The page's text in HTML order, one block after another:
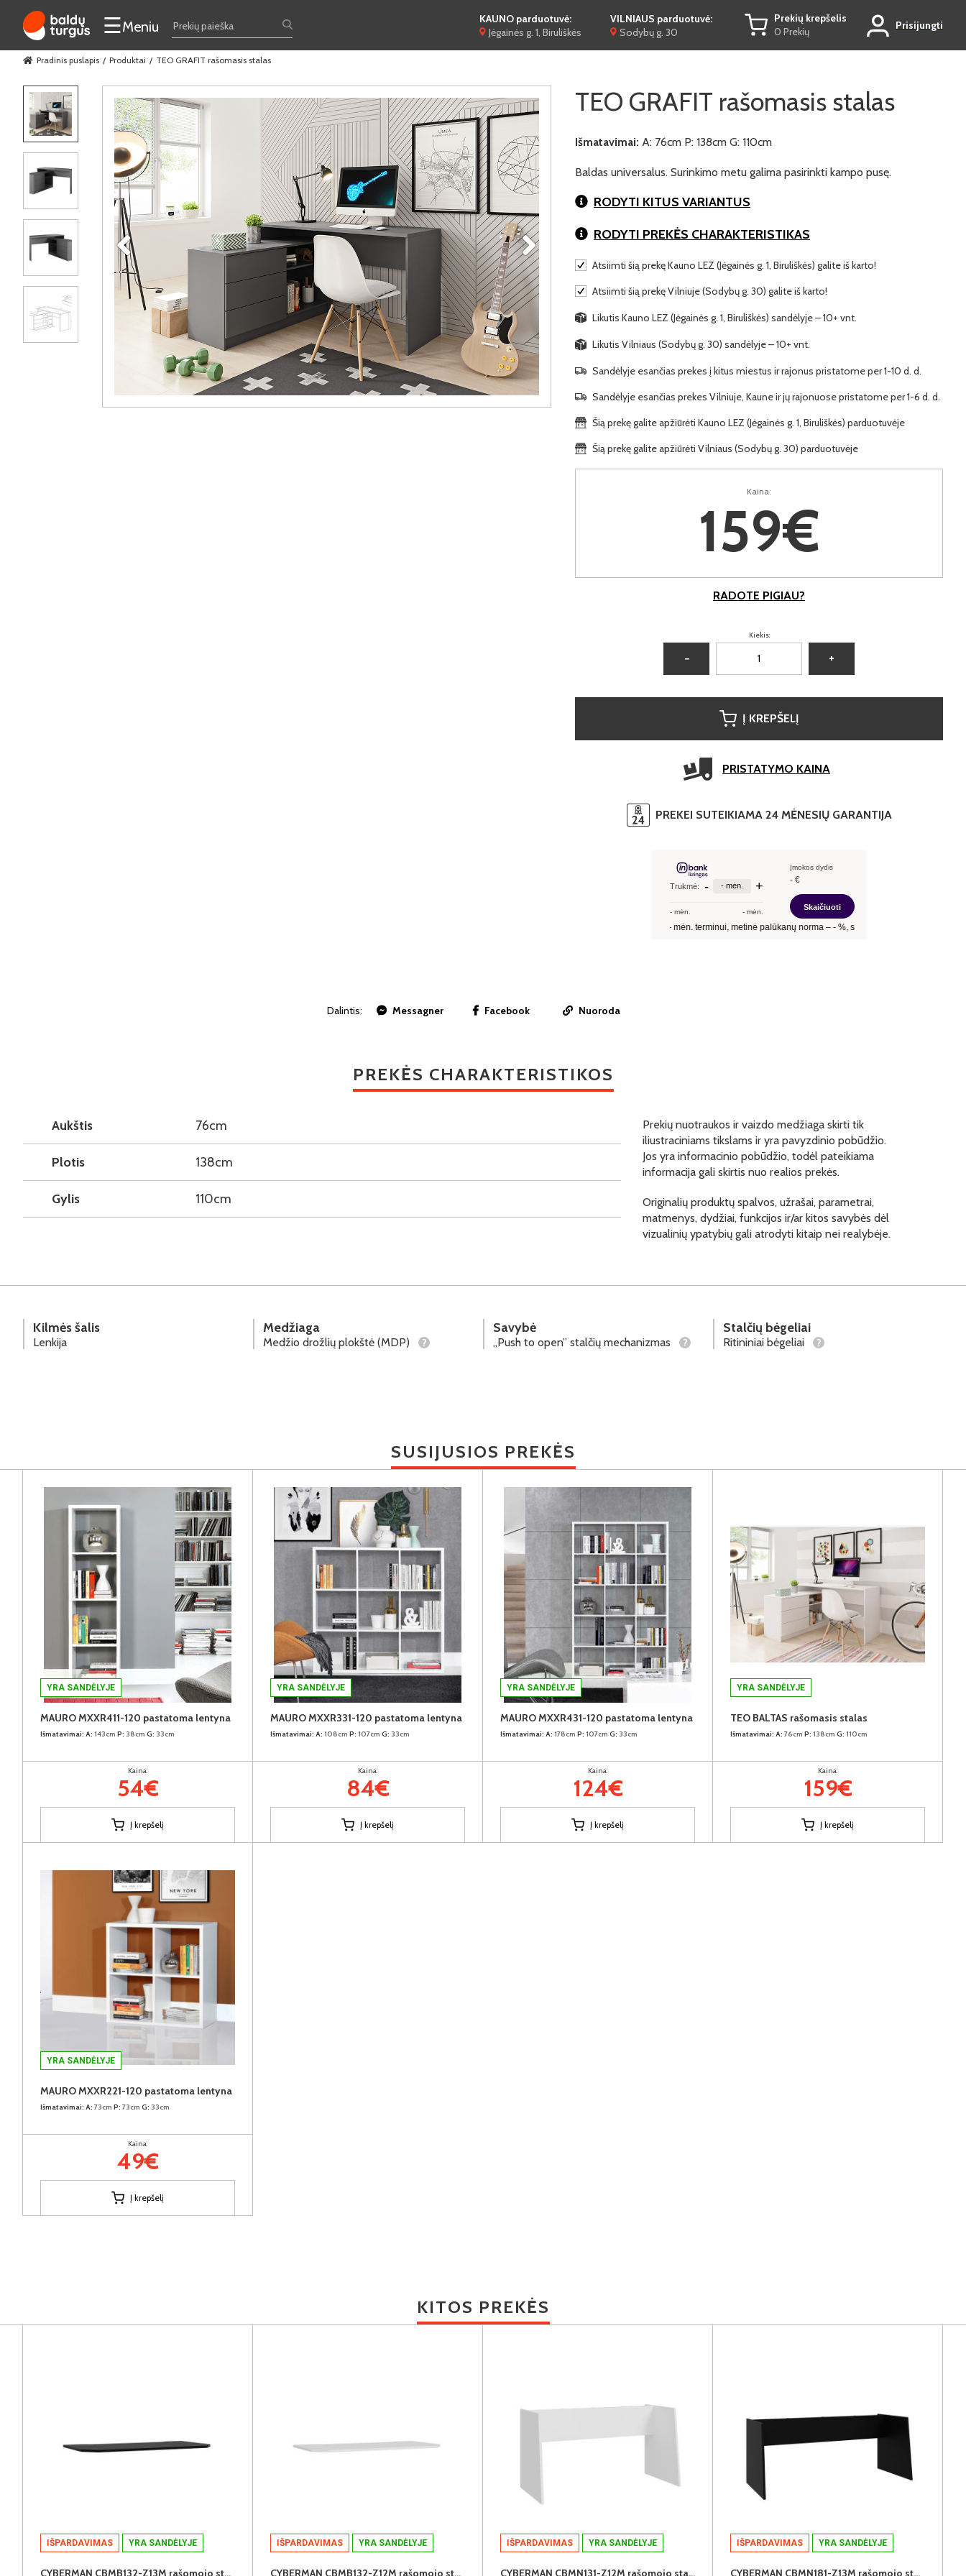
☰Meniu
KAUNO parduotuvė:
Jėgainės g. 1, Biruliškės
VILNIAUS parduotuvė:
Sodybų g. 30
Prekių krepšelis
0 Prekių
Prisijungti
Pradinis puslapis Produktai TEO GRAFIT rašomasis stalas
TEO GRAFIT rašomasis stalas
Išmatavimai: A: 76cm P: 138cm G: 110cm
Baldas universalus. Surinkimo metu galima pasirinkti kampo pusę.
RODYTI KITUS VARIANTUS
RODYTI PREKĖS CHARAKTERISTIKAS
Atsiimti šią prekę Kauno LEZ (Jėgainės g. 1, Biruliškės) galite iš karto!
Atsiimti šią prekę Vilniuje (Sodybų g. 30) galite iš karto!
Likutis Kauno LEZ (Jėgainės g. 1, Biruliškės) sandėlyje – 10+ vnt.
Likutis Vilniaus (Sodybų g. 30) sandėlyje – 10+ vnt.
Sandėlyje esančias prekes į kitus miestus ir rajonus pristatome per 1-10 d. d.
Sandėlyje esančias prekes Vilniuje, Kaune ir jų rajonuose pristatome per 1-6 d. d.
Šią prekę galite apžiūrėti Kauno LEZ (Jėgainės g. 1, Biruliškės) parduotuvėje
Šią prekę galite apžiūrėti Vilniaus (Sodybų g. 30) parduotuvėje
Kaina:
159€
RADOTE PIGIAU?
Kiekis:
− +
Į KREPŠELĮ
PRISTATYMO KAINA
PREKEI SUTEIKIAMA 24 MĖNESIŲ GARANTIJA
Dalintis: Messagner Facebook Nuoroda
PREKĖS CHARAKTERISTIKOS
Aukštis 76cm
Plotis 138cm
Gylis 110cm
Prekių nuotraukos ir vaizdo medžiaga skirti tik
iliustraciniams tikslams ir yra pavyzdinio pobūdžio.
Jos yra informacinio pobūdžio, todėl pateikiama
informacija gali skirtis nuo realios prekės.
Originalių produktų spalvos, užrašai, parametrai,
matmenys, dydžiai, funkcijos ir/ar kitos savybės dėl
vizualinių ypatybių gali atrodyti kitaip nei realybėje.
Kilmės šalis
Lenkija
Medžiaga
Medžio drožlių plokštė (MDP) ?
Savybė
„Push to open” stalčių mechanizmas ?
Stalčių bėgeliai
Ritininiai bėgeliai ?
SUSIJUSIOS PREKĖS
YRA SANDĖLYJE
MAURO MXXR411-120 pastatoma lentyna
Išmatavimai: A: 143cm P: 38cm G: 33cm
Kaina:
54€
Į krepšelį
YRA SANDĖLYJE
MAURO MXXR331-120 pastatoma lentyna
Išmatavimai: A: 108cm P: 107cm G: 33cm
Kaina:
84€
Į krepšelį
YRA SANDĖLYJE
MAURO MXXR431-120 pastatoma lentyna
Išmatavimai: A: 178cm P: 107cm G: 33cm
Kaina:
124€
Į krepšelį
YRA SANDĖLYJE
TEO BALTAS rašomasis stalas
Išmatavimai: A: 76cm P: 138cm G: 110cm
Kaina:
159€
Į krepšelį
YRA SANDĖLYJE
MAURO MXXR221-120 pastatoma lentyna
Išmatavimai: A: 73cm P: 73cm G: 33cm
Kaina:
49€
Į krepšelį
KITOS PREKĖS
IŠPARDAVIMAS YRA SANDĖLYJE
CYBERMAN CBMB132-Z13M rašomojo stalo stalviršis
IŠPARDAVIMAS YRA SANDĖLYJE
CYBERMAN CBMB132-Z12M rašomojo stalo stalviršis
IŠPARDAVIMAS YRA SANDĖLYJE
CYBERMAN CBMN131-Z12M rašomojo stalo kojos
IŠPARDAVIMAS YRA SANDĖLYJE
CYBERMAN CBMN181-Z13M rašomojo stalo kojos